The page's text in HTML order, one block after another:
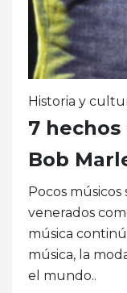
Historia y
7
Bob
Pocos
venerados
música
música, la
el mundo..